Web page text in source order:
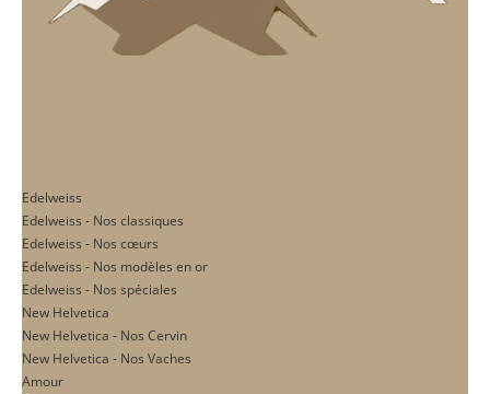
Edelweiss
Edelweiss - Nos classiques
Edelweiss - Nos cœurs
Edelweiss - Nos modèles en or
Edelweiss - Nos spéciales
New Helvetica
New Helvetica - Nos Cervin
New Helvetica - Nos Vaches
Amour